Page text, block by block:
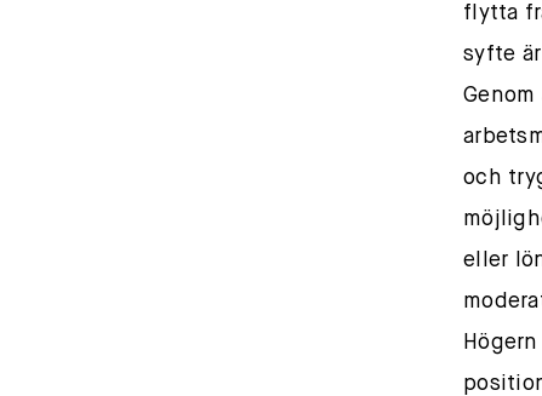
flytta
syfte
och
eller